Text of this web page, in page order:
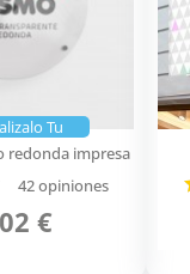
Tu
redonda impresa
42 opiniones
€